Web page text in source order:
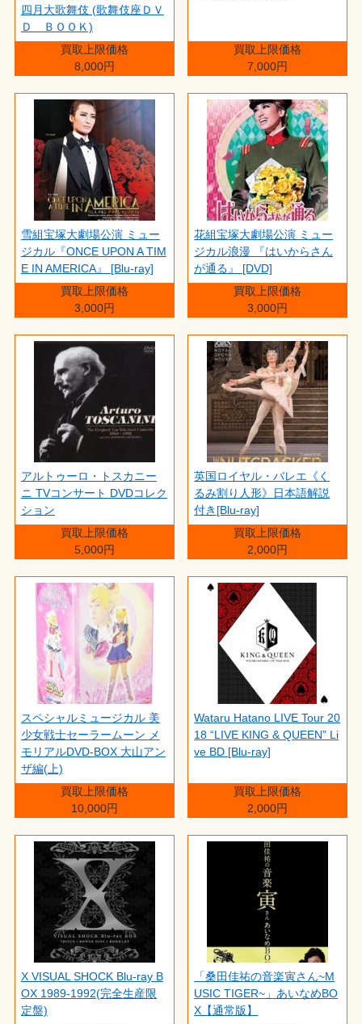
四月大歌舞伎 (歌舞伎座ＤＶ
Ｄ ＢＯＯＫ)
買取上限価格
8,000円
買取上限価格
7,000円
雪組宝塚大劇場公演 ミュー
ジカル『ONCE UPON A TIM
E IN AMERICA』 [Blu-ray]
買取上限価格
3,000円
花組宝塚大劇場公演 ミュー
ジカル浪漫 『はいからさん
が通る』 [DVD]
買取上限価格
3,000円
アルトゥーロ・トスカニー
ニ TVコンサート DVDコレク
ション
買取上限価格
5,000円
英国ロイヤル・バレエ《く
るみ割り人形》日本語解説
付き[Blu-ray]
買取上限価格
2,000円
スペシャルミュージカル 美
少女戦士セーラームーン メ
モリアルDVD-BOX 大山アン
ザ編(上)
買取上限価格
10,000円
Wataru Hatano LIVE Tour 20
18 “LIVE KING & QUEEN” Li
ve BD [Blu-ray]
買取上限価格
2,000円
X VISUAL SHOCK Blu-ray B
OX 1989-1992(完全生産限
定盤)
「桑田佳祐の音楽寅さん~M
USIC TIGER~」あいなめBO
X【通常版】